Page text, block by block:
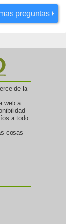
preguntas
de la
web a
a todo
cosas